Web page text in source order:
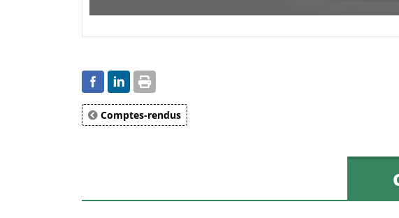
Comptes-rendus